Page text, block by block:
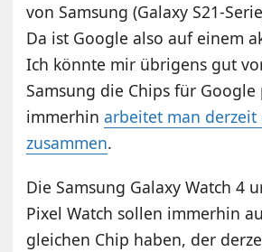
von Samsung (Galaxy S21-
Da ist Google also auf einem
Ich könnte mir übrigens gut
Samsung die Chips für
immerhinarbeitet man derzeit
zusammen.
Die Samsung Galaxy Watch 4
Pixel Watch sollen immerhin
gleichen Chip haben, der